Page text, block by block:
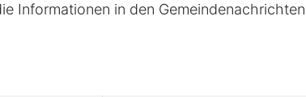
Informationen in den